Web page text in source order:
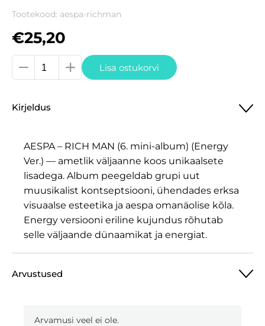
Tootekood: aespa-richman
€25,20
AESPA
-
Man
Ver.),
Juhuslik
kogus
Lisa ostukorvi
Kirjeldus
AESPA – RICH MAN (6. mini-album) (Energy
Ver.) — ametlik väljaanne koos unikaalsete
lisadega. Album peegeldab grupi uut
muusikalist kontseptsiooni, ühendades erksa
visuaalse esteetika ja aespa omanäolise kõla.
Energy versiooni eriline kujundus rõhutab
selle väljaande dünaamikat ja energiat.
Arvustused
Arvamusi veel ei ole.